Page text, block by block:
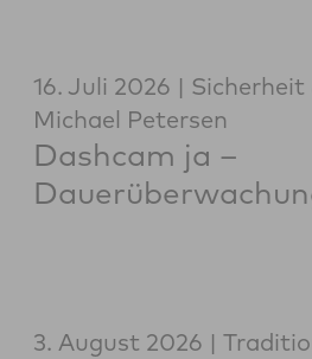
16. Juli 2026
Sicherheit
Michael Petersen
Dashcam ja –
3. August 2026